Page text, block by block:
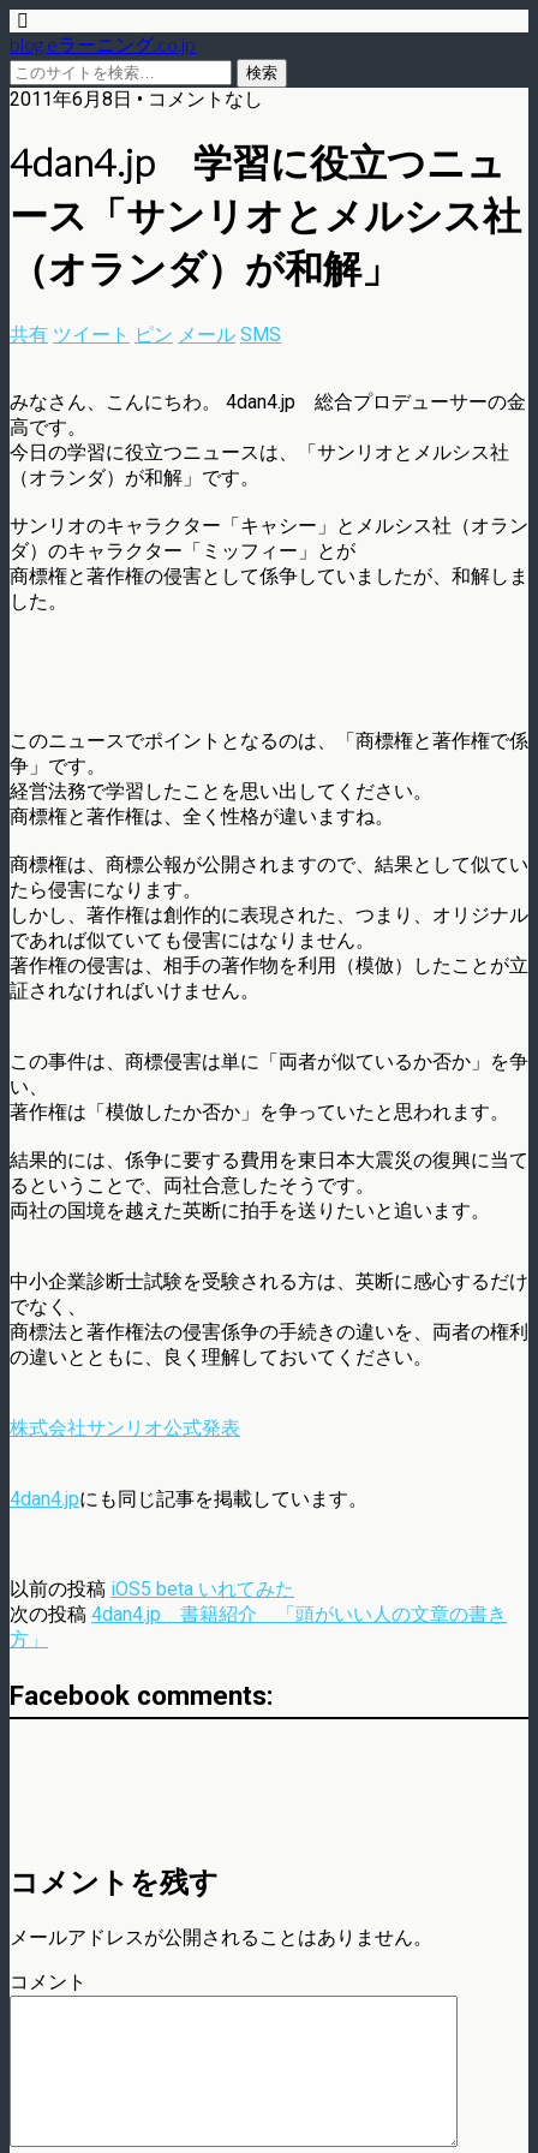
blog.eラーニング.co.jp
2011年6月8日 • コメントなし
4dan4.jp 学習に役立つニュ
ース「サンリオとメルシス社
（オランダ）が和解」
共有 ツイート ピン メール SMS
みなさん、こんにちわ。 4dan4.jp 総合プロデューサーの金
高です。
今日の学習に役立つニュースは、「サンリオとメルシス社
（オランダ）が和解」です。
サンリオのキャラクター「キャシー」とメルシス社（オラン
ダ）のキャラクター「ミッフィー」とが
商標権と著作権の侵害として係争していましたが、和解しま
した。
このニュースでポイントとなるのは、「商標権と著作権で係
争」です。
経営法務で学習したことを思い出してください。
商標権と著作権は、全く性格が違いますね。
商標権は、商標公報が公開されますので、結果として似てい
たら侵害になります。
しかし、著作権は創作的に表現された、つまり、オリジナル
であれば似ていても侵害にはなりません。
著作権の侵害は、相手の著作物を利用（模倣）したことが立
証されなければいけません。
この事件は、商標侵害は単に「両者が似ているか否か」を争
い、
著作権は「模倣したか否か」を争っていたと思われます。
結果的には、係争に要する費用を東日本大震災の復興に当て
るということで、両社合意したそうです。
両社の国境を越えた英断に拍手を送りたいと追います。
中小企業診断士試験を受験される方は、英断に感心するだけ
でなく、
商標法と著作権法の侵害係争の手続きの違いを、両者の権利
の違いとともに、良く理解しておいてください。
株式会社サンリオ公式発表
4dan4.jpにも同じ記事を掲載しています。
以前の投稿 iOS5 beta いれてみた
次の投稿 4dan4.jp 書籍紹介 「頭がいい人の文章の書き
方」
Facebook comments:
コメントを残す
メールアドレスが公開されることはありません。
コメント